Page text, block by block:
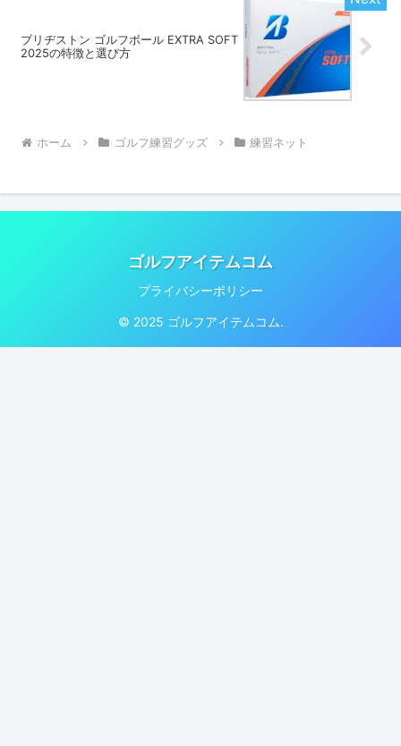
ブリヂストン ゴルフボール EXTRA SOFT
2025の特徴と選び方
ホーム ゴルフ練習グッズ 練習ネット
ゴルフアイテムコム
プライバシーポリシー
© 2025 ゴルフアイテムコム.